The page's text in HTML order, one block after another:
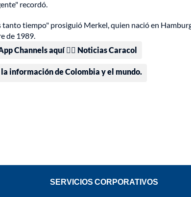
recordó.
tanto tiempo" prosiguió Merkel, quien nació en
de 1989.
Channels aquí 👉🏻 Noticias Caracol
información de Colombia y el mundo.
SERVICIOS CORPORATIVOS